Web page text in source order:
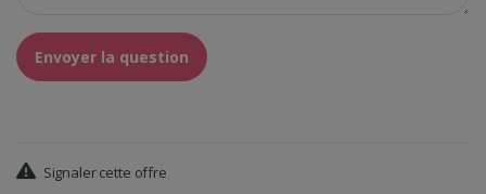
Envoyer la question
Signaler cette offre